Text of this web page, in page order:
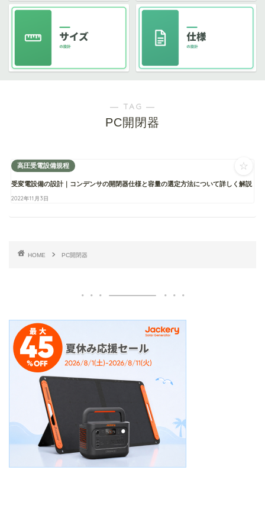
― TAG ―
PC開閉器
高圧受電設備規程
受変電設備の設計｜コンデンサの開閉器仕様と容量の選定方法について詳しく解説
2022年11月3日
☆
HOME PC開閉器